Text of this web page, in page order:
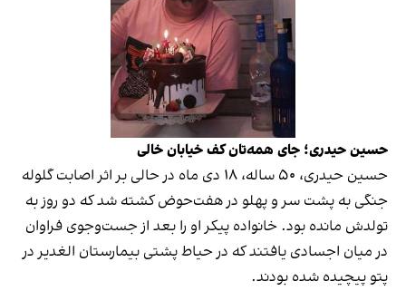
حسین حیدری؛ جای همه‌تان کف خیابان خالی
حسین حیدری، ۵۰ ساله، ۱۸ دی ماه در حالی بر اثر اصابت گلوله
جنگی به پشت سر و پهلو در هفت‌حوض کشته شد که دو روز به
تولدش مانده بود. خانواده پیکر او را بعد از جست‌وجوی فراوان
در میان اجساد‌ی یافتند که در حیاط پشتی بیمارستان الغدیر در
پتو پیچیده شده بودند.